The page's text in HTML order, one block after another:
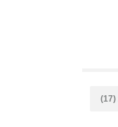
(17)